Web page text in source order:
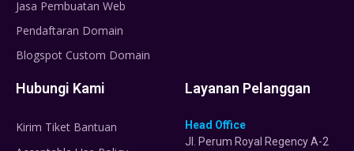
Jasa Pembuatan Web
Pendaftaran Domain
Blogspot Custom Domain
Hubungi Kami
Kirim Tiket Bantuan
Layanan Pelanggan
Head Office
Jl. Perum Royal Regency A-2